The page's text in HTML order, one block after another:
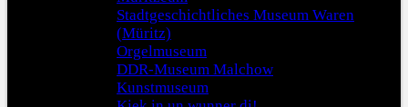
Stadtgeschichtliches Museum Waren
(Müritz)
Orgelmuseum
DDR-Museum Malchow
Kunstmuseum